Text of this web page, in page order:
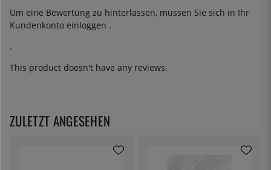
Um eine Bewertung zu hinterlassen, müssen Sie sich in Ihr
Kundenkonto einloggen .
.
This product doesn't have any reviews.
ZULETZT ANGESEHEN